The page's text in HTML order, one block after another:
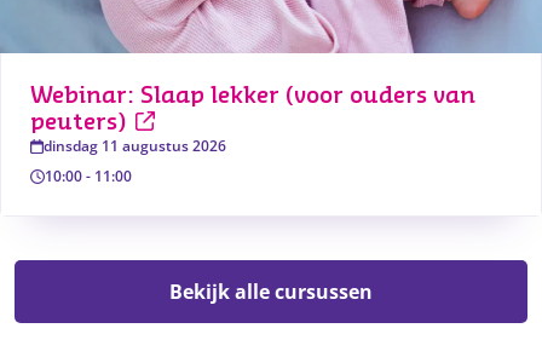
Webinar: Slaap lekker (voor ouders van
peuters)
dinsdag 11 augustus 2026
10:00- 11:00
Bekijk alle cursussen